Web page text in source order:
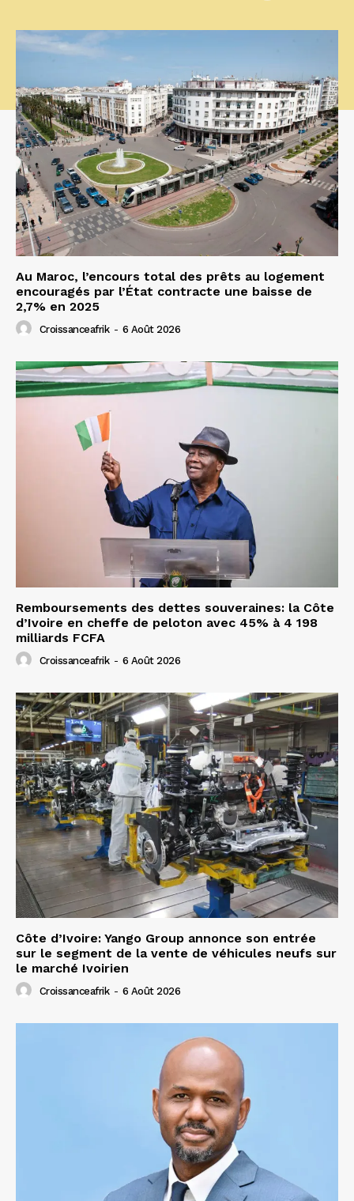
Au Maroc, l’encours total des prêts au logement
encouragés par l’État contracte une baisse de
2,7% en 2025
Croissanceafrik - 6 Août 2026
Remboursements des dettes souveraines: la Côte
d’Ivoire en cheffe de peloton avec 45% à 4 198
milliards FCFA
Croissanceafrik - 6 Août 2026
Côte d’Ivoire: Yango Group annonce son entrée
sur le segment de la vente de véhicules neufs sur
le marché Ivoirien
Croissanceafrik - 6 Août 2026